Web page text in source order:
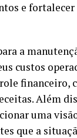
e fortalecer
a
custos
financeiro,
Além
uma
que a